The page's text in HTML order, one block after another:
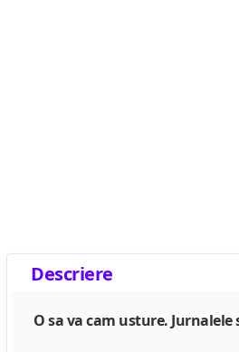
Descriere
O sa va cam usture.